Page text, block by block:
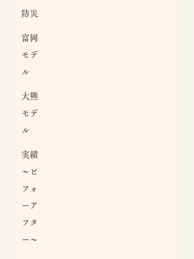
防災
富岡
モデ
ル
大熊
モデ
ル
実績
～ビ
フォ
ーア
フタ
ー～